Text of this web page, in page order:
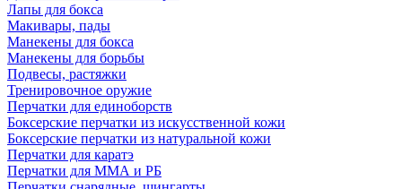
Лапы для бокса
Макивары, пады
Манекены для бокса
Манекены для борьбы
Подвесы, растяжки
Тренировочное оружие
Перчатки для единоборств
Боксерские перчатки из искусственной кожи
Боксерские перчатки из натуральной кожи
Перчатки для каратэ
Перчатки для ММА и РБ